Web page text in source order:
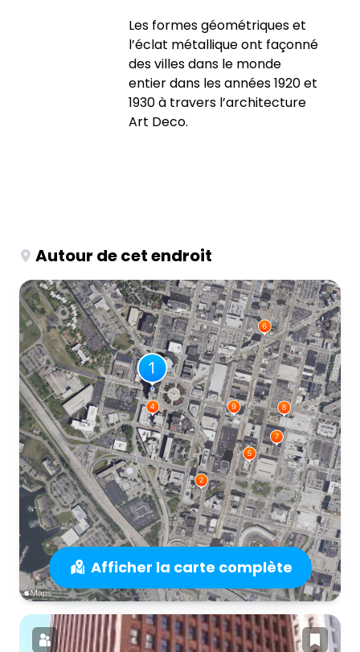
Les formes géométriques et
l’éclat métallique ont façonné
des villes dans le monde
entier dans les années 1920 et
1930 à travers l’architecture
Art Deco.
Autour de cet endroit
Afficher la carte complète